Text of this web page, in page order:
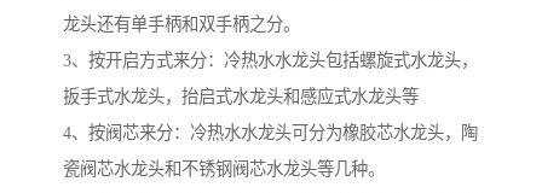
龙头还有单手柄和双手柄之分。
3、按开启方式来分：冷热水水龙头包括螺旋式水龙头，
扳手式水龙头，抬启式水龙头和感应式水龙头等
4、按阀芯来分：冷热水水龙头可分为橡胶芯水龙头，陶
瓷阀芯水龙头和不锈钢阀芯水龙头等几种。